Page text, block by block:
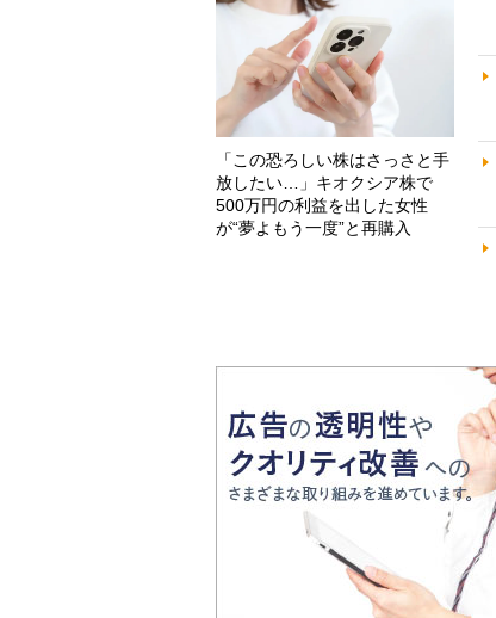
「この恐ろしい株はさっさと手
放したい…」キオクシア株で
500万円の利益を出した女性
が“夢よもう一度”と再購入